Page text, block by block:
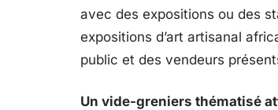
avec des expositions ou des
expositions d’art artisanal
public et des vendeurs
Un vide-greniers thématisé